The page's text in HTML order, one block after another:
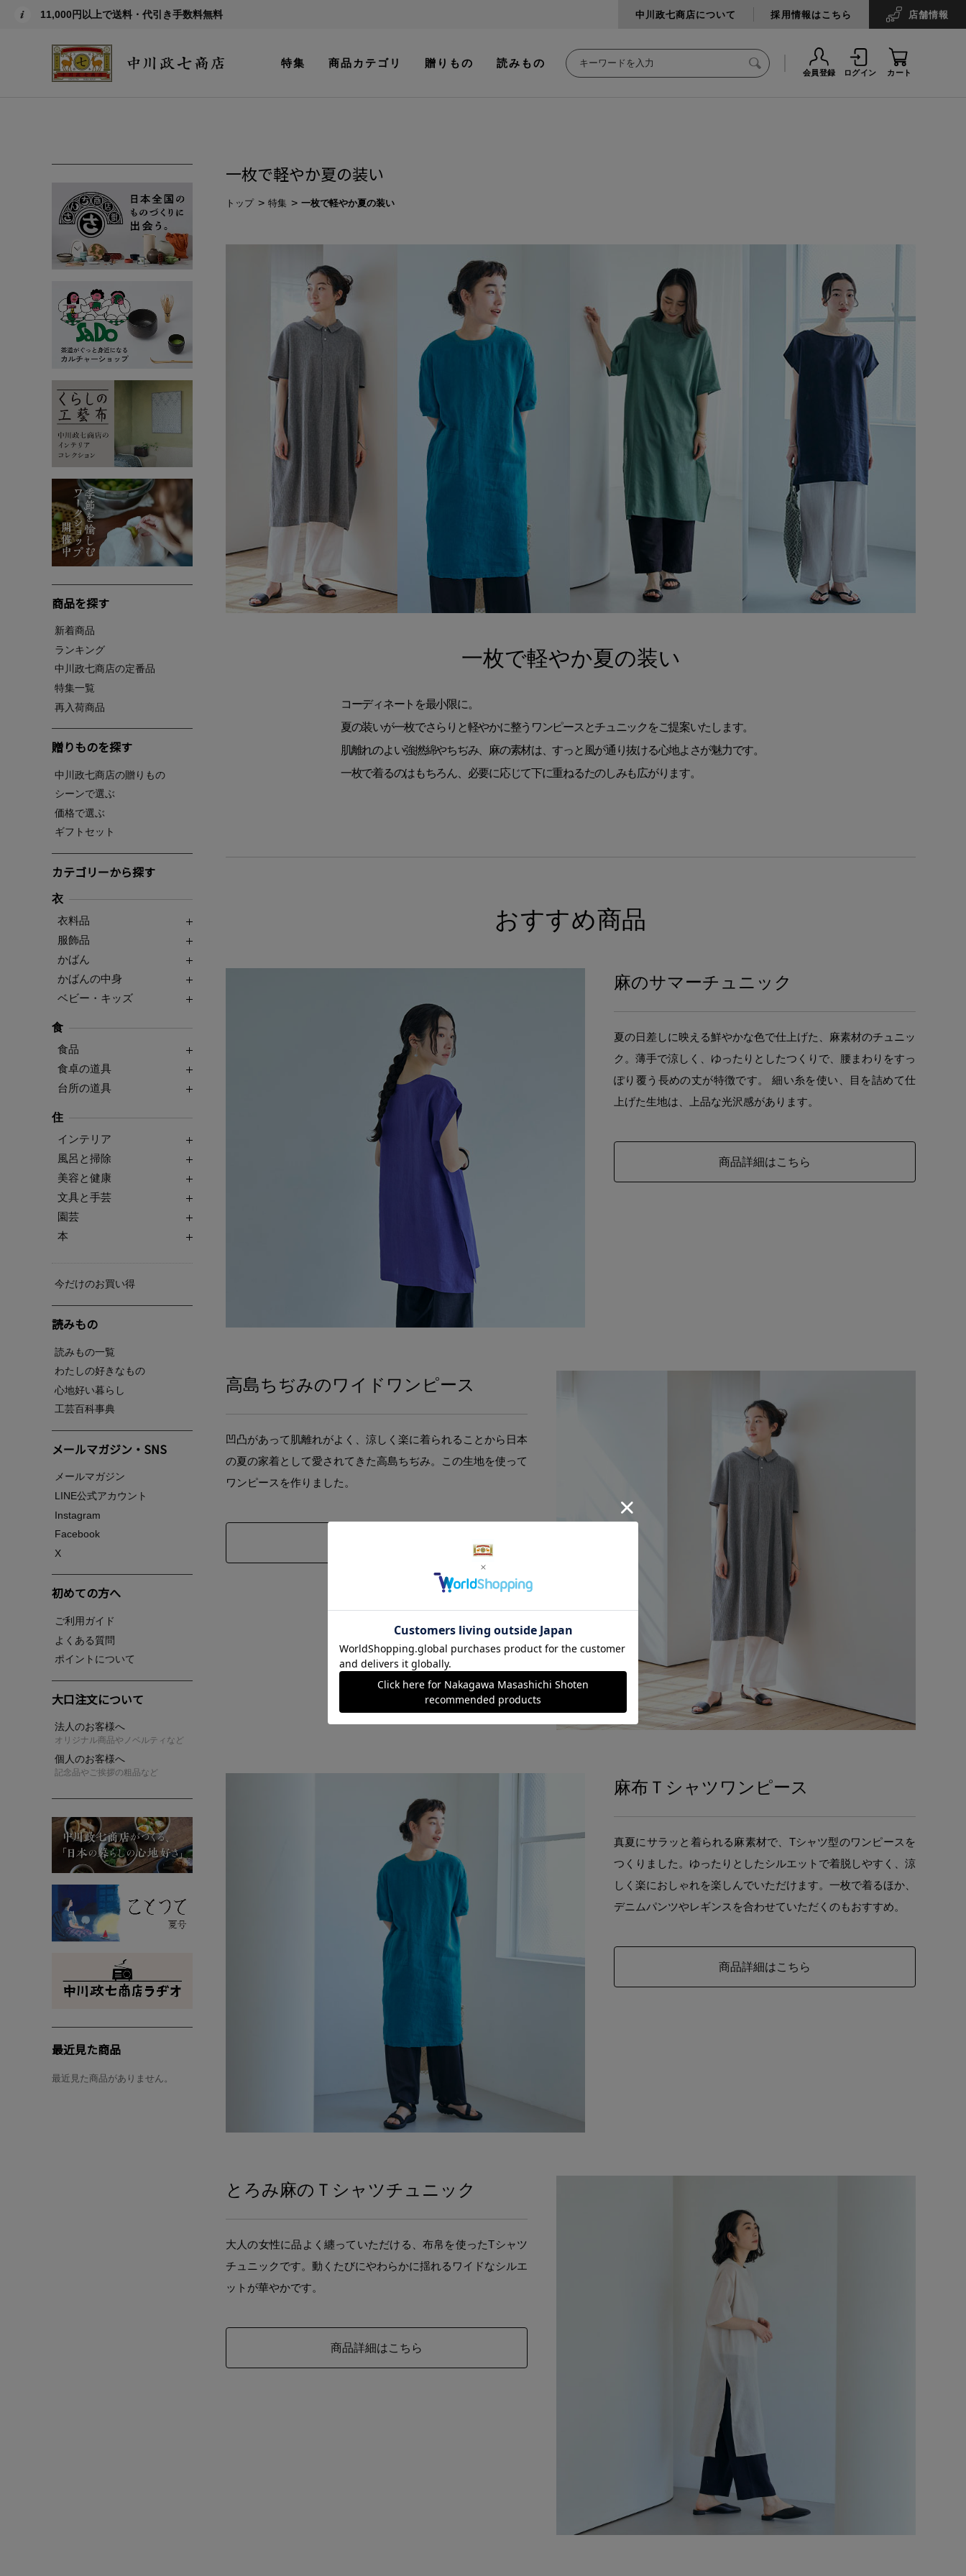
11,000円以上で送料・代引き手数料無料 中川政七商店について 採用情報はこちら 店舗情報
特集 商品カテゴリ 贈りもの 読みもの
会員登録 ログイン カート
商品を探す
新着商品
ランキング
中川政七商店の定番品
特集一覧
再入荷商品
贈りものを探す
中川政七商店の贈りもの
シーンで選ぶ
価格で選ぶ
ギフトセット
カテゴリーから探す
衣
衣料品
服飾品
かばん
かばんの中身
ベビー・キッズ
食
食品
食卓の道具
台所の道具
住
インテリア
風呂と掃除
美容と健康
文具と手芸
園芸
本
今だけのお買い得
読みもの
読みもの一覧
わたしの好きなもの
心地好い暮らし
工芸百科事典
メールマガジン・SNS
メールマガジン
LINE公式アカウント
Instagram
Facebook
X
初めての方へ
ご利用ガイド
よくある質問
ポイントについて
大口注文について
法人のお客様へ
オリジナル商品やノベルティなど
個人のお客様へ
記念品やご挨拶の粗品など
最近見た商品
最近見た商品がありません。
一枚で軽やか夏の装い
トップ 特集 一枚で軽やか夏の装い
一枚で軽やか夏の装い
コーディネートを最小限に。
夏の装いが一枚でさらりと軽やかに整うワンピースとチュニックをご提案いたします。
肌離れのよい強撚綿やちぢみ、麻の素材は、すっと風が通り抜ける心地よさが魅力です。
一枚で着るのはもちろん、必要に応じて下に重ねるたのしみも広がります。
おすすめ商品
麻のサマーチュニック
夏の日差しに映える鮮やかな色で仕上げた、麻素材のチュニッ
ク。薄手で涼しく、ゆったりとしたつくりで、腰まわりをすっ
ぽり覆う長めの丈が特徴です。 細い糸を使い、目を詰めて仕
上げた生地は、上品な光沢感があります。
商品詳細はこちら
高島ちぢみのワイドワンピース
凹凸があって肌離れがよく、涼しく楽に着られることから日本
の夏の家着として愛されてきた高島ちぢみ。この生地を使って
ワンピースを作りました。
麻布Ｔシャツワンピース
真夏にサラッと着られる麻素材で、Tシャツ型のワンピースを
つくりました。ゆったりとしたシルエットで着脱しやすく、涼
しく楽におしゃれを楽しんでいただけます。一枚で着るほか、
デニムパンツやレギンスを合わせていただくのもおすすめ。
商品詳細はこちら
とろみ麻のＴシャツチュニック
大人の女性に品よく纏っていただける、布帛を使ったTシャツ
チュニックです。動くたびにやわらかに揺れるワイドなシルエ
ットが華やかです。
商品詳細はこちら